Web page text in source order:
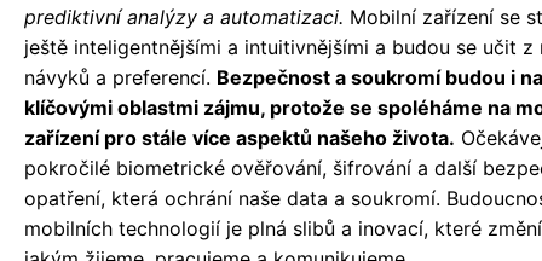
prediktivní analýzy a automatizaci. Mobilní zařízení se
ještě inteligentnějšími a intuitivnějšími a budou se učit z
návyků a preferencí. Bezpečnost a soukromí budou i
klíčovými oblastmi zájmu, protože se spoléháme na
zařízení pro stále více aspektů našeho života.
pokročilé biometrické ověřování, šifrování a další
opatření, která ochrání naše data a soukromí.
mobilních technologií je plná slibů a inovací, které